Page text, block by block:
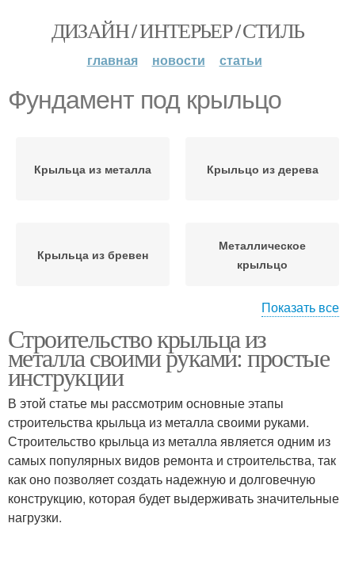
ДИЗАЙН / ИНТЕРЬЕР / СТИЛЬ
главная новости статьи
Фундамент под крыльцо
Крыльца из металла Крыльцо из дерева
Крыльца из бревен
Металлическое
крыльцо
Крыльцо из металла Лестницы для крыльца
Фундаменты под
крыльцо
Столбчатый фундамент
Свайный фундамент
Крыльцо без
Показать все
Строительство крыльца из
металла своими руками: простые
инструкции
В этой статье мы рассмотрим основные этапы
строительства крыльца из металла своими руками.
Строительство крыльца из металла является одним из
самых популярных видов ремонта и строительства, так
как оно позволяет создать надежную и долговечную
конструкцию, которая будет выдерживать значительные
нагрузки.